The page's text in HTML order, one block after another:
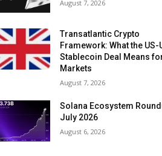
August 7, 2026
Transatlantic Crypto
Framework: What the US-
Stablecoin Deal Means
Markets
August 7, 2026
Solana Ecosystem
July 2026
August 6, 2026